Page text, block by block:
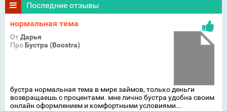
Последние отзывы
нормальная тема
ОтДарья
Про Бустра (Boostra)
бустра нормальная тема в мире займов, только деньги
возвращаешь с процентами. мне лично бустра удобна своим
онлайн оформлением и комфортными условиями...